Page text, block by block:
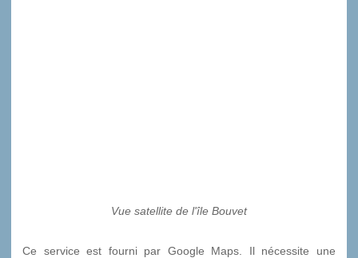
Vue satellite de l'île Bouvet
Ce service est fourni par Google Maps. Il nécessite une